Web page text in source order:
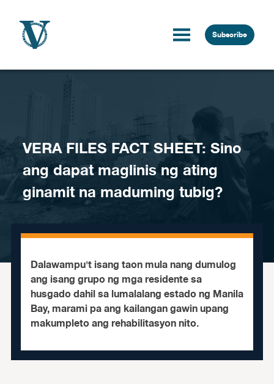
Subscribe
VERA FILES FACT SHEET: Sino
ang dapat maglinis ng ating
ginamit na maduming tubig?
Dalawampu't isang taon mula nang dumulog
ang isang grupo ng mga residente sa
husgado dahil sa lumalalang estado ng Manila
Bay, marami pa ang kailangan gawin upang
makumpleto ang rehabilitasyon nito.